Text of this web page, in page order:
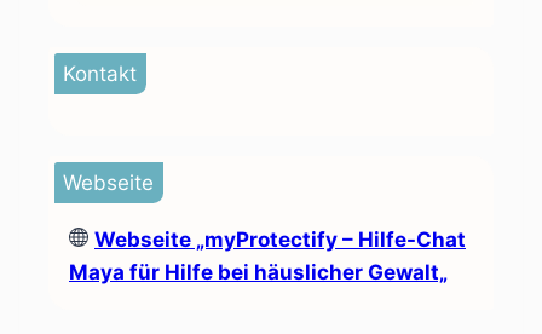
Kontakt
Webseite
Webseite „myProtectify – Hilfe-Chat
Maya für Hilfe bei häuslicher Gewalt„